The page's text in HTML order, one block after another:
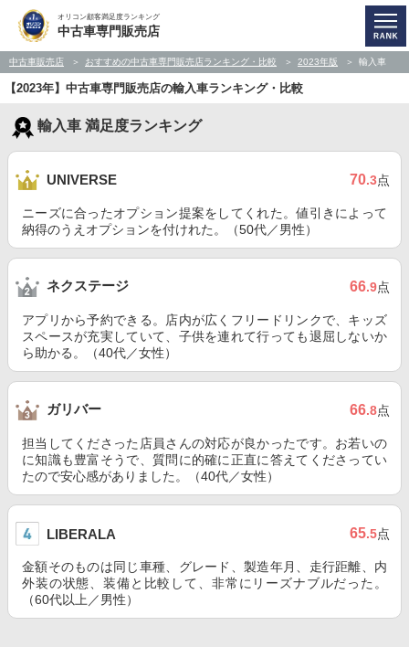
オリコン顧客満足度ランキング
中古車専門販売店
中古車販売店 おすすめの中古車専門販売店ランキング・比較 2023年版 輸入車
【2023年】中古車専門販売店の輸入車ランキング・比較
輸入車 満足度ランキング
UNIVERSE 70.3点
ニーズに合ったオプション提案をしてくれた。値引きによって
納得のうえオプションを付けれた。（50代／男性）
ネクステージ 66.9点
アプリから予約できる。店内が広くフリードリンクで、キッズ
スペースが充実していて、子供を連れて行っても退屈しないか
ら助かる。（40代／女性）
ガリバー 66.8点
担当してくださった店員さんの対応が良かったです。お若いの
に知識も豊富そうで、質問に的確に正直に答えてくださってい
たので安心感がありました。（40代／女性）
LIBERALA 65.5点
金額そのものは同じ車種、グレード、製造年月、走行距離、内
外装の状態、装備と比較して、非常にリーズナブルだった。
（60代以上／男性）